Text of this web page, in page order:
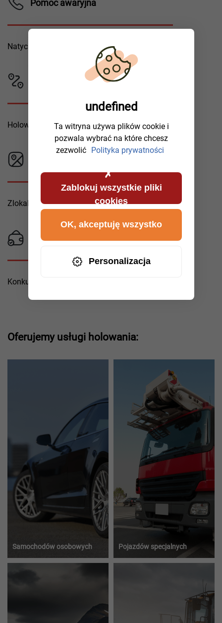
Pomoc awaryjna
Natychmiastowy dojazd.
Holowanie lokalne i dalekobieżne.
Zlokalizowanych w kluczowych punktach.
Przystępne ceny
Konkurencyjne stawki.
Oferujemy usługi holowania:
Samochodów osobowych Pojazdów specjalnych
undefined
Ta witryna używa plików cookie i
pozwala wybrać na które chcesz
zezwolić Polityka prywatności
Zablokuj wszystkie pliki
cookies
Personalizacja
OK, akceptuję wszystko